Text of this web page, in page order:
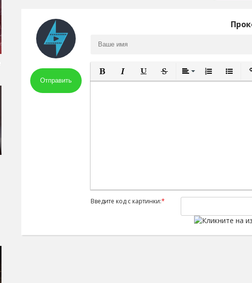
Полужирный
КурсивПодчеркнутый
ЗачеркнутыйВыравнивание
Введите код с картинки:*
Отправить